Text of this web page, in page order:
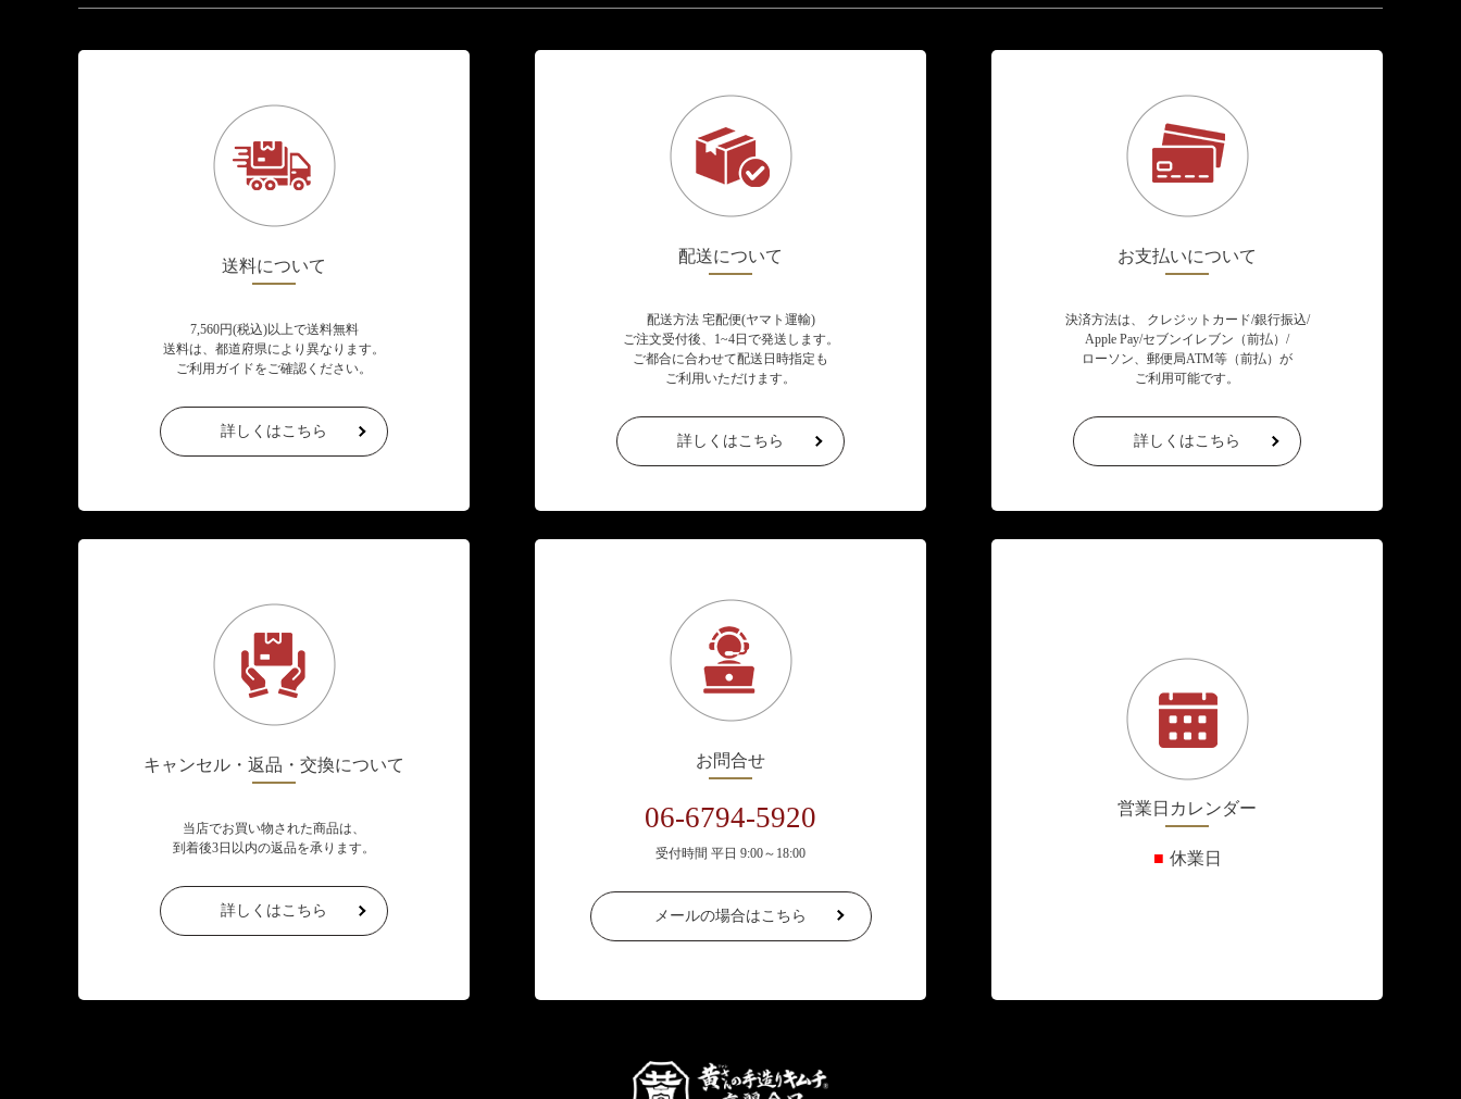
送料について
7,560円(税込)以上で送料無料
送料は、都道府県により異なります。
ご利用ガイドをご確認ください。
詳しくはこちら
配送について
配送方法 宅配便(ヤマト運輸)
ご注文受付後、1~4日で発送します。
ご都合に合わせて配送日時指定も
ご利用いただけます。
詳しくはこちら
お支払いについて
決済方法は、 クレジットカード/銀行振込/
Apple Pay/セブンイレブン（前払）/
ローソン、郵便局ATM等（前払）が
ご利用可能です。
詳しくはこちら
キャンセル・返品・交換について
当店でお買い物された商品は、
到着後3日以内の返品を承ります。
詳しくはこちら
お問合せ
06-6794-5920
受付時間 平日 9:00～18:00
メールの場合はこちら
営業日カレンダー
■ 休業日